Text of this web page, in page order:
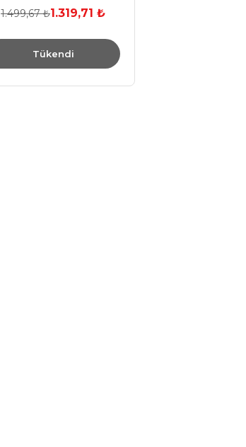
1.499,67 ₺1.319,71 ₺
Tükendi